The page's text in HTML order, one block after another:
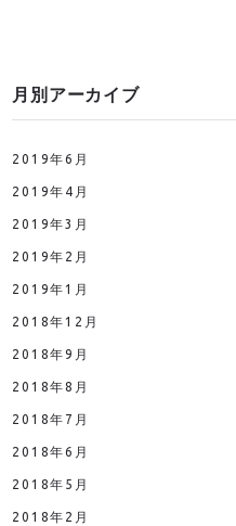
月別アーカイブ
2019年6月
2019年4月
2019年3月
2019年2月
2019年1月
2018年12月
2018年9月
2018年8月
2018年7月
2018年6月
2018年5月
2018年2月